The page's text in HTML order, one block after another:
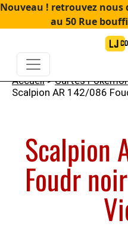
Nouveau ! retrouvez
au 50 Rue
Accueil>Cartes
Scalpion AR 142/086
Scalpion
Foudr